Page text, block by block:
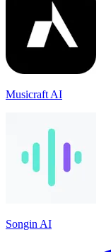
Musicraft AI
Songin AI